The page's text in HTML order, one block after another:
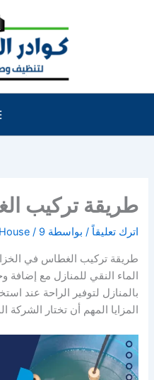
طريقة تركيب
اترك تعليقاً / بواسطة / 9 مايو، 2024
طريقة تركيب الغطاس في
الماء النقي للمنازل مع إضافة
بالمنازل لتوفير الراحة عند
المزايا المهم أن تختار الشركة